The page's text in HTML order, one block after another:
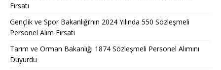
Fırsatı
Gençlik ve Spor Bakanlığı’nın 2024 Yılında 550 Sözleşmeli
Personel Alım Fırsatı
Tarım ve Orman Bakanlığı 1874 Sözleşmeli Personel Alımını
Duyurdu